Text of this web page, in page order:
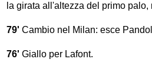
la girata all'altezza del primo
79' Cambio nel Milan: esce
76' Giallo per Lafont.